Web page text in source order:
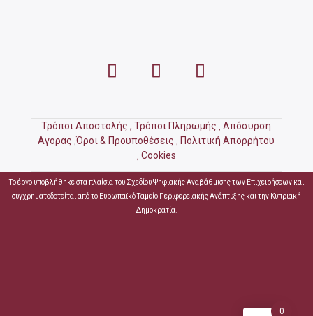
Τρόποι Αποστολής ,Τρόποι Πληρωμής ,Απόσυρση
Αγοράς ,Όροι & Προυποθέσεις Πολιτική Απορρήτου
Cookies
Το έργο υποβλήθηκε στα πλαίσια του Σχεδίου Ψηφιακής Αναβάθμισης των Επιχειρήσεων και
συγχρηματοδοτείται από το Ευρωπαϊκό Ταμείο Περιφερειακής Ανάπτυξης και την Κυπριακή
Δημοκρατία.
0